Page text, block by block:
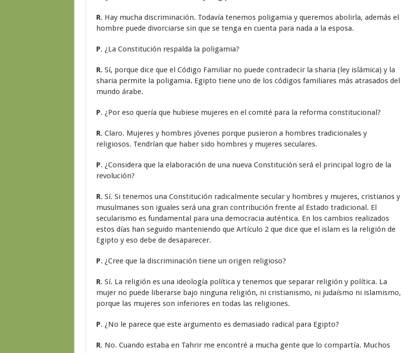
R. Hay mucha discriminación. Todavía tenemos poligamia y queremos abolirla, además el
hombre puede divorciarse sin que se tenga en cuenta para nada a la esposa.
P. ¿La Constitución respalda la poligamia?
R. Sí, porque dice que el Código Familiar no puede contradecir la sharia (ley islámica) y la
sharia permite la poligamia. Egipto tiene uno de los códigos familiares más atrasados del
mundo árabe.
P. ¿Por eso quería que hubiese mujeres en el comité para la reforma constitucional?
R. Claro. Mujeres y hombres jóvenes porque pusieron a hombres tradicionales y
religiosos. Tendrían que haber sido hombres y mujeres seculares.
P. ¿Considera que la elaboración de una nueva Constitución será el principal logro de la
revolución?
R. Sí. Si tenemos una Constitución radicalmente secular y hombres y mujeres, cristianos y
musulmanes son iguales será una gran contribución frente al Estado tradicional. El
secularismo es fundamental para una democracia auténtica. En los cambios realizados
estos días han seguido manteniendo que Artículo 2 que dice que el islam es la religión de
Egipto y eso debe de desaparecer.
P. ¿Cree que la discriminación tiene un origen religioso?
R. Sí. La religión es una ideología política y tenemos que separar religión y política. La
mujer no puede liberarse bajo ninguna religión, ni cristianismo, ni judaísmo ni islamismo,
porque las mujeres son inferiores en todas las religiones.
P. ¿No le parece que este argumento es demasiado radical para Egipto?
R. No. Cuando estaba en Tahrir me encontré a mucha gente que lo compartía. Muchos